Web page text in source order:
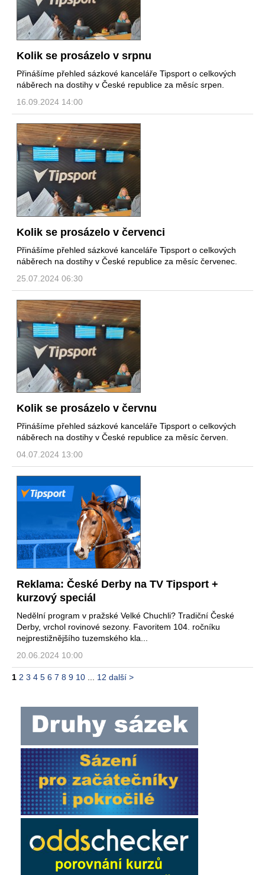
Kolik se prosázelo v srpnu
Přinášíme přehled sázkové kanceláře Tipsport o celkových
náběrech na dostihy v České republice za měsíc srpen.
16.09.2024 14:00
Kolik se prosázelo v červenci
Přinášíme přehled sázkové kanceláře Tipsport o celkových
náběrech na dostihy v České republice za měsíc červenec.
25.07.2024 06:30
Kolik se prosázelo v červnu
Přinášíme přehled sázkové kanceláře Tipsport o celkových
náběrech na dostihy v České republice za měsíc červen.
04.07.2024 13:00
Reklama: České Derby na TV Tipsport +
kurzový speciál
Nedělní program v pražské Velké Chuchli? Tradiční České
Derby, vrchol rovinové sezony. Favoritem 104. ročníku
nejprestižnějšího tuzemského kla...
20.06.2024 10:00
1 2 3 4 5 6 7 8 9 10 12 další >